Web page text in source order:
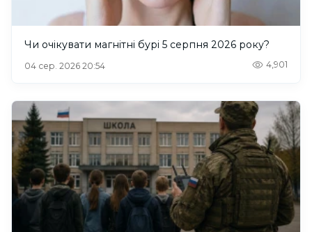
Чи очікувати магнітні бурі 5 серпня 2026 року?
04 сер. 2026 20:54 4,901